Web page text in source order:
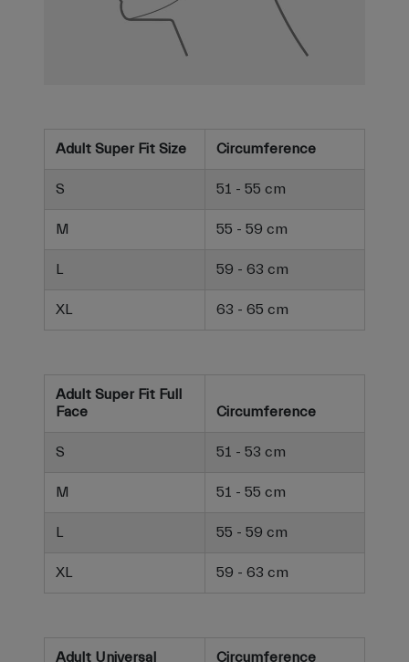
Adult Super Fit Size Circumference
S 51 - 55 cm
M 55 - 59 cm
L 59 - 63 cm
XL 63 - 65 cm
Adult Super Fit Full
Face
Circumference
S 51 - 53 cm
M 51 - 55 cm
L 55 - 59 cm
XL 59 - 63 cm
Adult Universal Circumference